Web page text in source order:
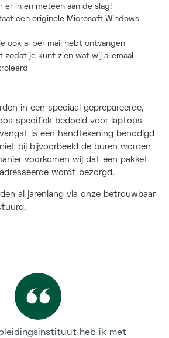
er in en meteen aan de slag!
een originele Microsoft Windows
ook al per mail hebt ontvangen
zodat je kunt zien wat wij allemaal
in een speciaal geprepareerde,
specifiek bedoeld voor laptops
is een handtekening benodigd
bij bijvoorbeeld de buren worden
voorkomen wij dat een pakket
wordt bezorgd.
al jarenlang via onze betrouwbaar
heb ik met